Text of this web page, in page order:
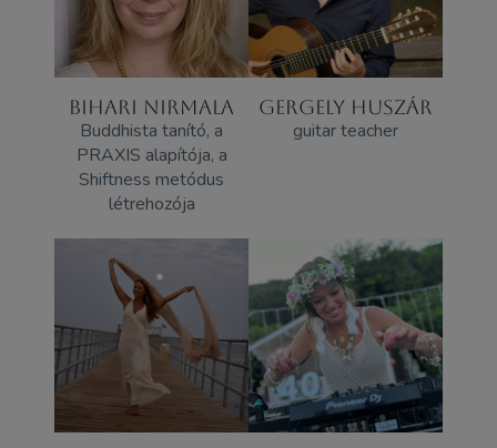
BIHARI NIRMALA
Buddhista tanító, a
PRAXIS alapítója, a
Shiftness metódus
létrehozója
GERGELY HUSZÁR
guitar teacher